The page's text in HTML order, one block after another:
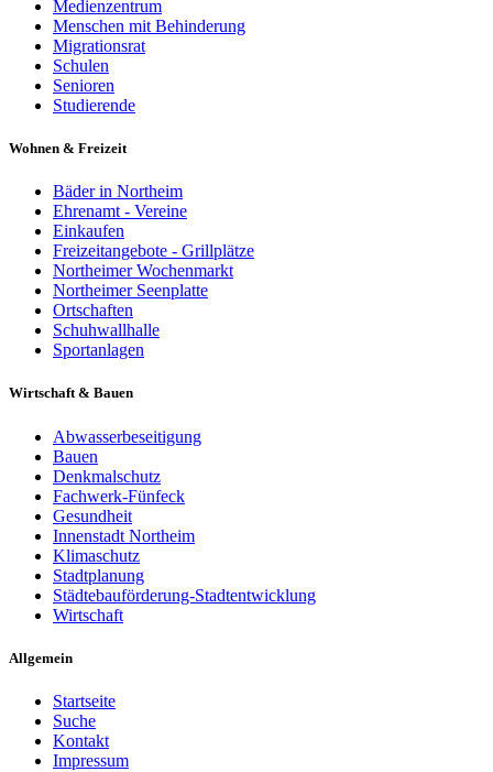
Medienzentrum
Menschen mit Behinderung
Migrationsrat
Schulen
Senioren
Studierende
Wohnen & Freizeit
Bäder in Northeim
Ehrenamt - Vereine
Einkaufen
Freizeitangebote - Grillplätze
Northeimer Wochenmarkt
Northeimer Seenplatte
Ortschaften
Schuhwallhalle
Sportanlagen
Wirtschaft & Bauen
Abwasserbeseitigung
Bauen
Denkmalschutz
Fachwerk-Fünfeck
Gesundheit
Innenstadt Northeim
Klimaschutz
Stadtplanung
Städtebauförderung-Stadtentwicklung
Wirtschaft
Allgemein
Startseite
Suche
Kontakt
Impressum